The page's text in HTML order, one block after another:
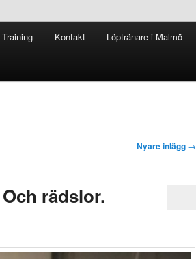
Kontakt Löptränare i Malmö
Nyare inlägg →
rädslor.